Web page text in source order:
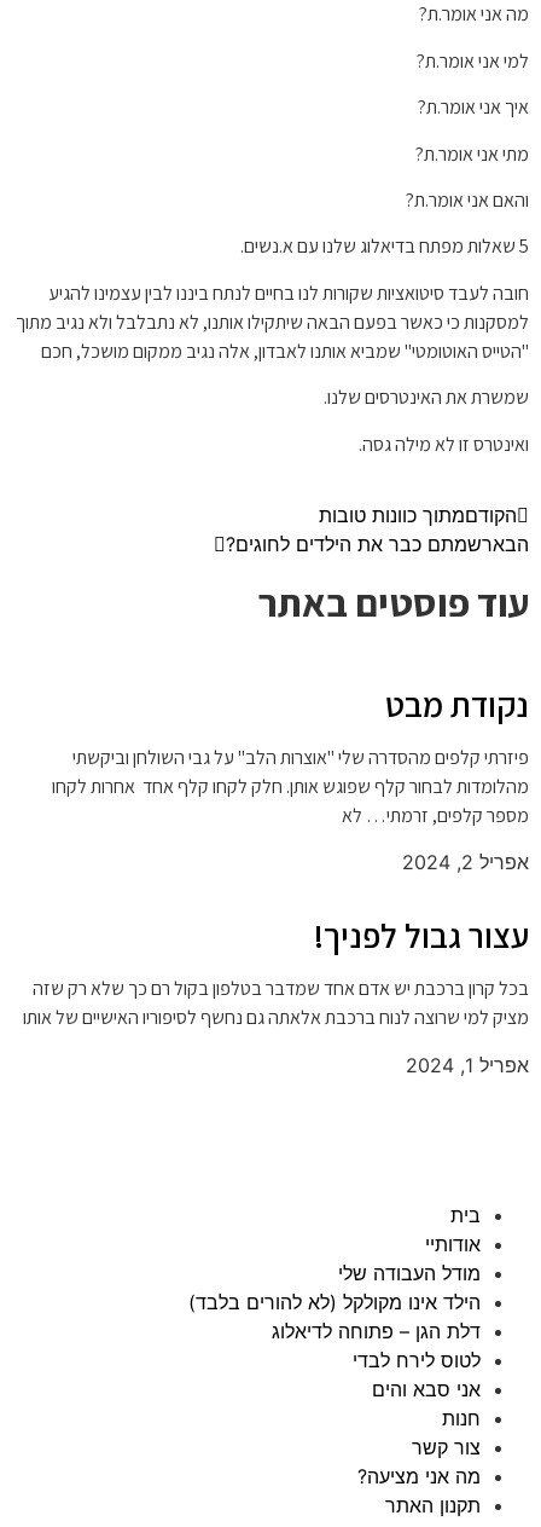
מה אני אומר.ת?
למי אני אומר.ת?
איך אני אומר.ת?
מתי אני אומר.ת?
והאם אני אומר.ת?
5 שאלות מפתח בדיאלוג שלנו עם א.נשים.
חובה לעבד סיטואציות שקורות לנו בחיים לנתח ביננו לבין עצמינו להגיע
למסקנות כי כאשר בפעם הבאה שיתקילו אותנו, לא נתבלבל ולא נגיב מתוך
"הטייס האוטומטי" שמביא אותנו לאבדון, אלה נגיב ממקום מושכל, חכם
שמשרת את האינטרסים שלנו.
ואינטרס זו לא מילה גסה.
הקודםמתוך כוונות טובות
הבארשמתם כבר את הילדים לחוגים?
עוד פוסטים באתר
נקודת מבט
פיזרתי קלפים מהסדרה שלי "אוצרות הלב" על גבי השולחן וביקשתי
מהלומדות לבחור קלף שפוגש אותן. חלק לקחו קלף אחד אחרות לקחו
מספר קלפים, זרמתי… לא
אפריל 2, 2024
עצור גבול לפניך!
בכל קרון ברכבת יש אדם אחד שמדבר בטלפון בקול רם כך שלא רק שזה
מציק למי שרוצה לנוח ברכבת אלאתה גם נחשף לסיפוריו האישיים של אותו
אפריל 1, 2024
בית
אודותיי
מודל העבודה שלי
הילד אינו מקולקל (לא להורים בלבד)
דלת הגן – פתוחה לדיאלוג
לטוס לירח לבדי
אני סבא והים
חנות
צור קשר
מה אני מציעה?
תקנון האתר